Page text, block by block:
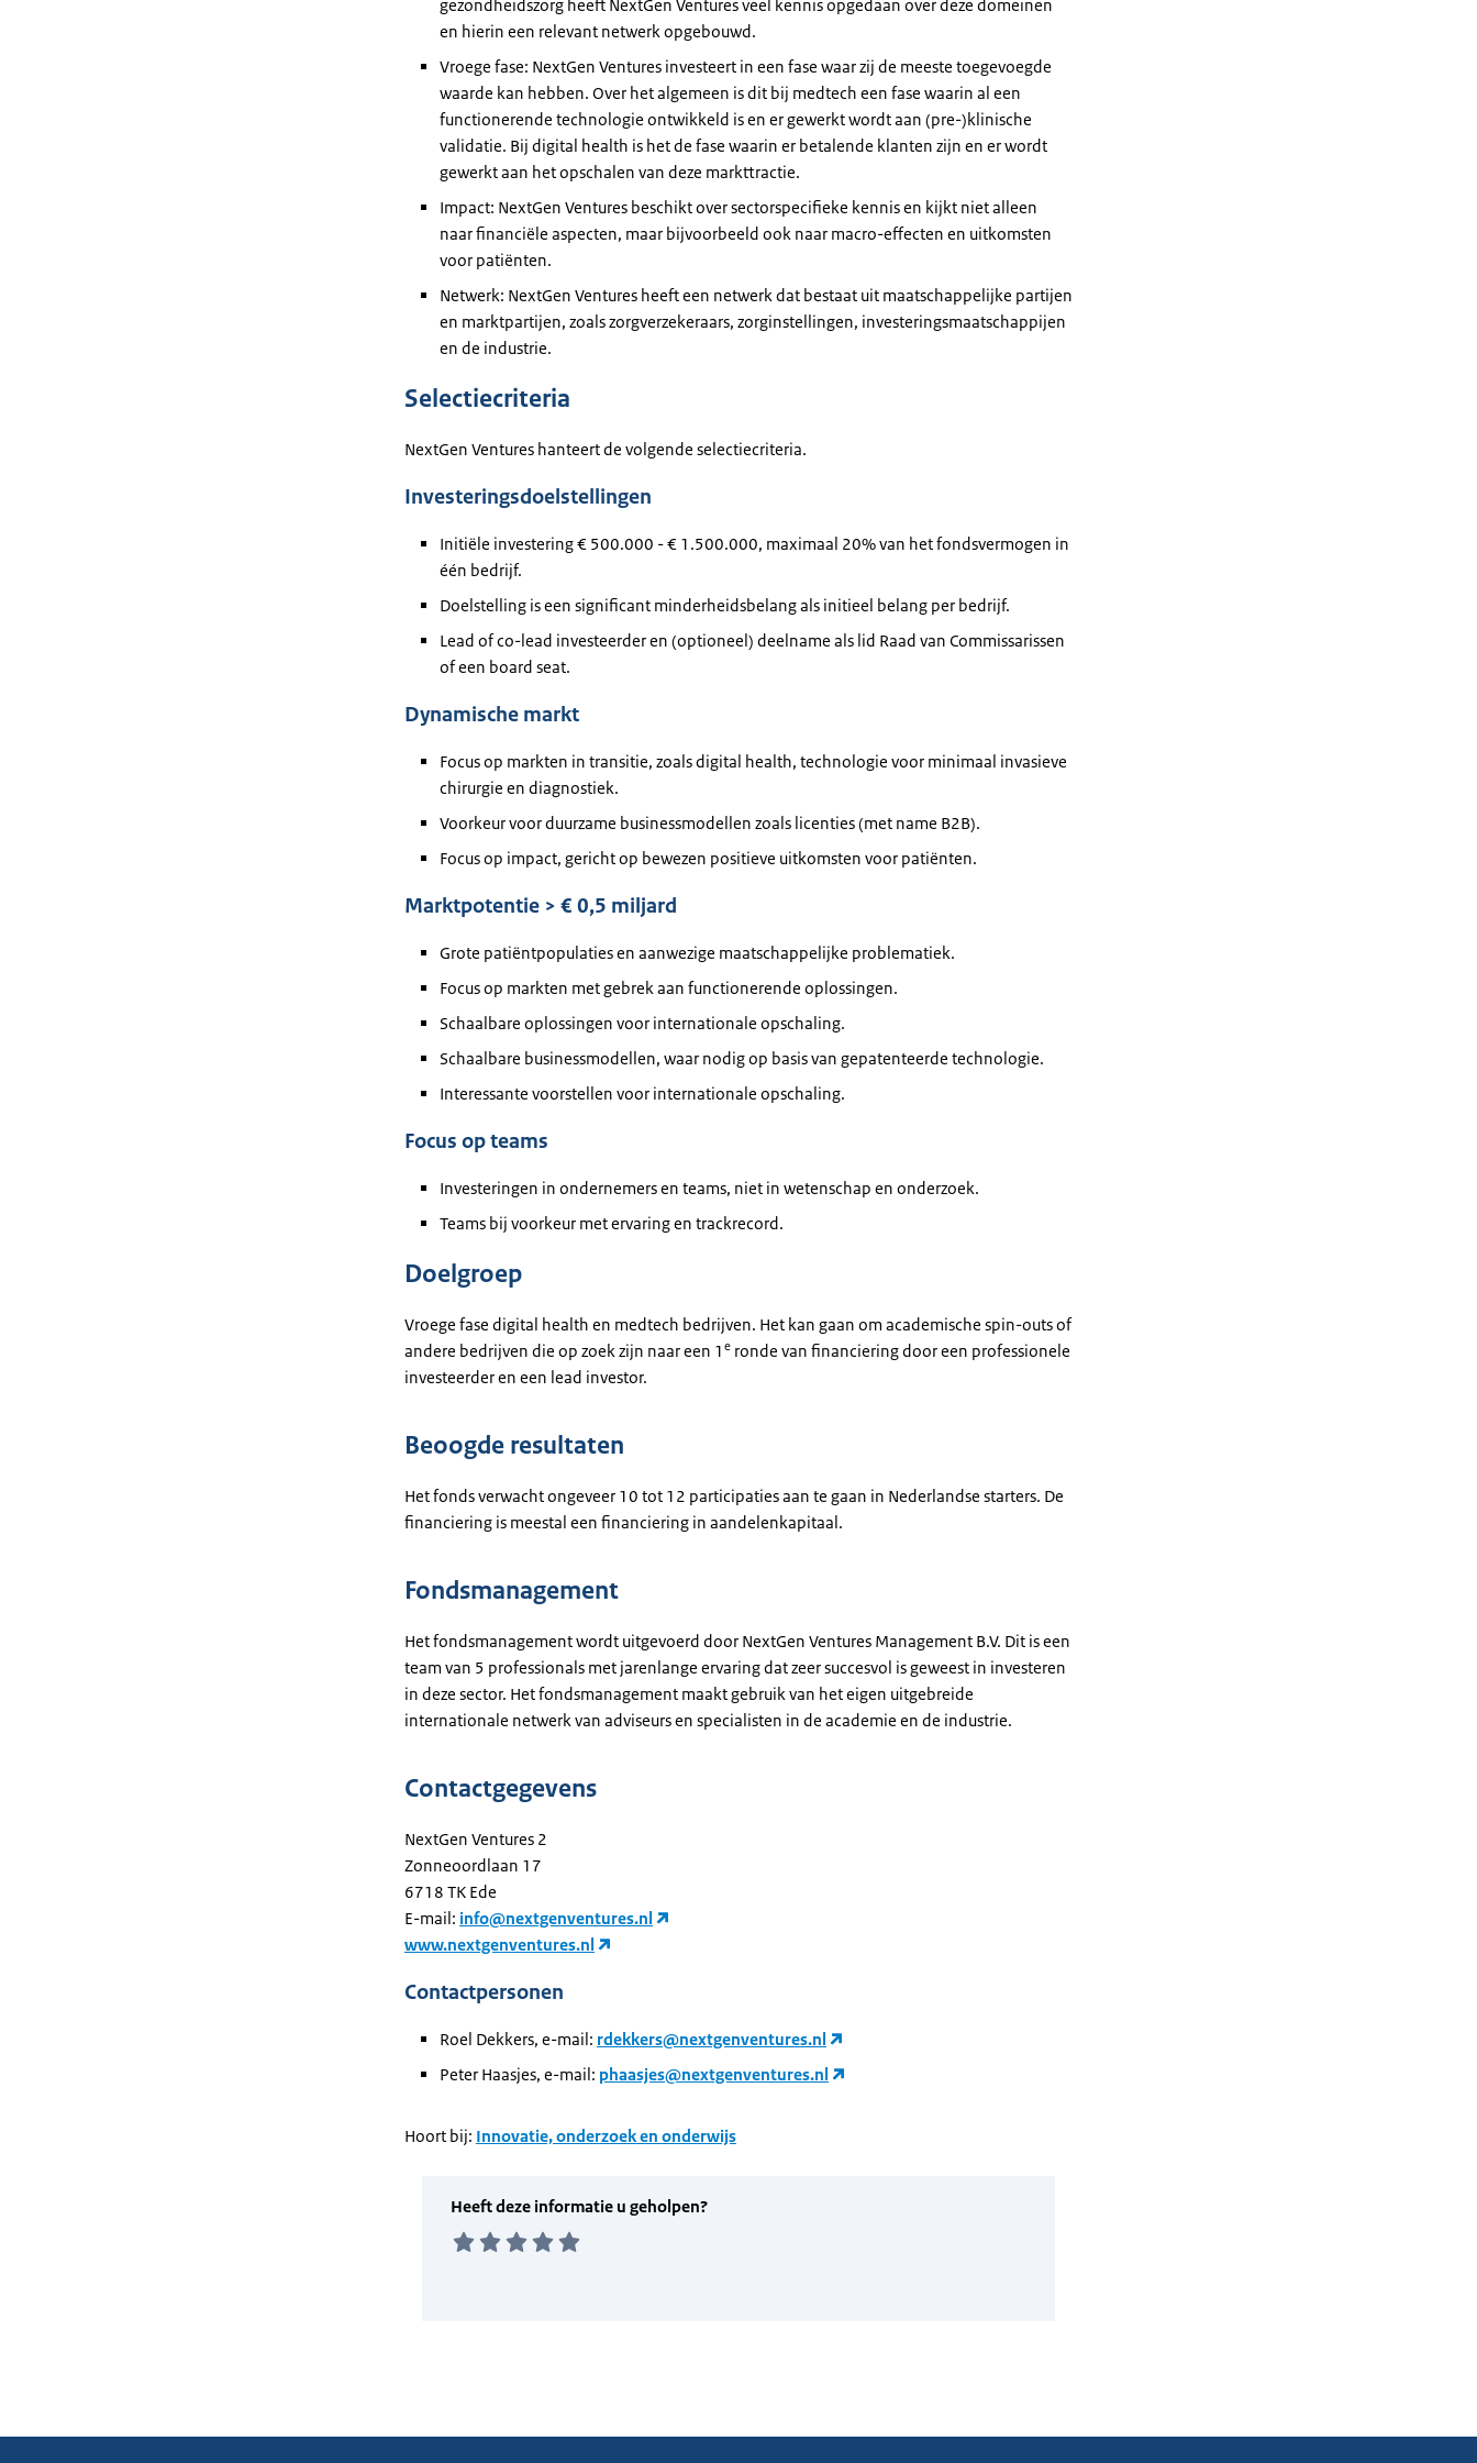
gezondheidszorg heeft NextGen Ventures veel kennis opgedaan over deze domeinen
en hierin een relevant netwerk opgebouwd.
Vroege fase: NextGen Ventures investeert in een fase waar zij de meeste toegevoegde
waarde kan hebben. Over het algemeen is dit bij medtech een fase waarin al een
functionerende technologie ontwikkeld is en er gewerkt wordt aan (pre-)klinische
validatie. Bij digital health is het de fase waarin er betalende klanten zijn en er wordt
gewerkt aan het opschalen van deze markttractie.
Impact: NextGen Ventures beschikt over sectorspecifieke kennis en kijkt niet alleen
naar financiële aspecten, maar bijvoorbeeld ook naar macro-effecten en uitkomsten
voor patiënten.
Netwerk: NextGen Ventures heeft een netwerk dat bestaat uit maatschappelijke partijen
en marktpartijen, zoals zorgverzekeraars, zorginstellingen, investeringsmaatschappijen
en de industrie.
Selectiecriteria
NextGen Ventures hanteert de volgende selectiecriteria.
Investeringsdoelstellingen
Initiële investering € 500.000 - € 1.500.000, maximaal 20% van het fondsvermogen in
één bedrijf.
Doelstelling is een significant minderheidsbelang als initieel belang per bedrijf.
Lead of co-lead investeerder en (optioneel) deelname als lid Raad van Commissarissen
of een board seat.
Dynamische markt
Focus op markten in transitie, zoals digital health, technologie voor minimaal invasieve
chirurgie en diagnostiek.
Voorkeur voor duurzame businessmodellen zoals licenties (met name B2B).
Focus op impact, gericht op bewezen positieve uitkomsten voor patiënten.
Marktpotentie > € 0,5 miljard
Grote patiëntpopulaties en aanwezige maatschappelijke problematiek.
Focus op markten met gebrek aan functionerende oplossingen.
Schaalbare oplossingen voor internationale opschaling.
Schaalbare businessmodellen, waar nodig op basis van gepatenteerde technologie.
Interessante voorstellen voor internationale opschaling.
Focus op teams
Investeringen in ondernemers en teams, niet in wetenschap en onderzoek.
Teams bij voorkeur met ervaring en trackrecord.
Doelgroep
Vroege fase digital health en medtech bedrijven. Het kan gaan om academische spin-outs of
andere bedrijven die op zoek zijn naar een 1 e ronde van financiering door een professionele
investeerder en een lead investor.
Beoogde resultaten
Het fonds verwacht ongeveer 10 tot 12 participaties aan te gaan in Nederlandse starters. De
financiering is meestal een financiering in aandelenkapitaal.
Fondsmanagement
Het fondsmanagement wordt uitgevoerd door NextGen Ventures Management B.V. Dit is een
team van 5 professionals met jarenlange ervaring dat zeer succesvol is geweest in investeren
in deze sector. Het fondsmanagement maakt gebruik van het eigen uitgebreide
internationale netwerk van adviseurs en specialisten in de academie en de industrie.
Contactgegevens
NextGen Ventures 2
Zonneoordlaan 17
6718 TK Ede
E-mail: info@nextgenventures.nl
www.nextgenventures.nl
Contactpersonen
Roel Dekkers, e-mail: rdekkers@nextgenventures.nl
Peter Haasjes, e-mail: phaasjes@nextgenventures.nl
Hoort bij: Innovatie, onderzoek en onderwijs